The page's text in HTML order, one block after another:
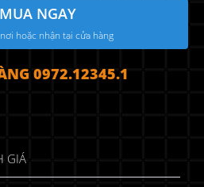
MUA NGAY
hoặc nhận tại cửa hàng
0972.12345.1
GIÁ